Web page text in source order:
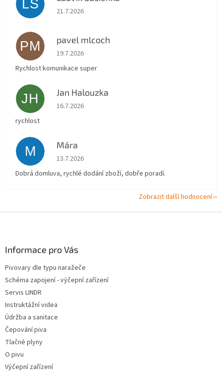
LS Hodnocení obchodu je 5 z 5 hvězdiček.
21.7.2026
PM pavel mlcoch
Hodnocení obchodu je 5 z 5 hvězdiček.
19.7.2026
Rychlost komunikace super
JH Jan Halouzka
Hodnocení obchodu je 5 z 5 hvězdiček.
16.7.2026
rychlost
M Mára
Hodnocení obchodu je 5 z 5 hvězdiček.
13.7.2026
Dobrá domluva, rychlé dodání zboží, dobře poradí.
Zobrazit další hodnocení
Informace pro Vás
Pivovary dle typu naražeče
Schéma zapojení - výčepní zařízení
Servis LINDR
Instruktážní videa
Údržba a sanitace
Čepování piva
Tlačné plyny
O pivu
Výčepní zařízení